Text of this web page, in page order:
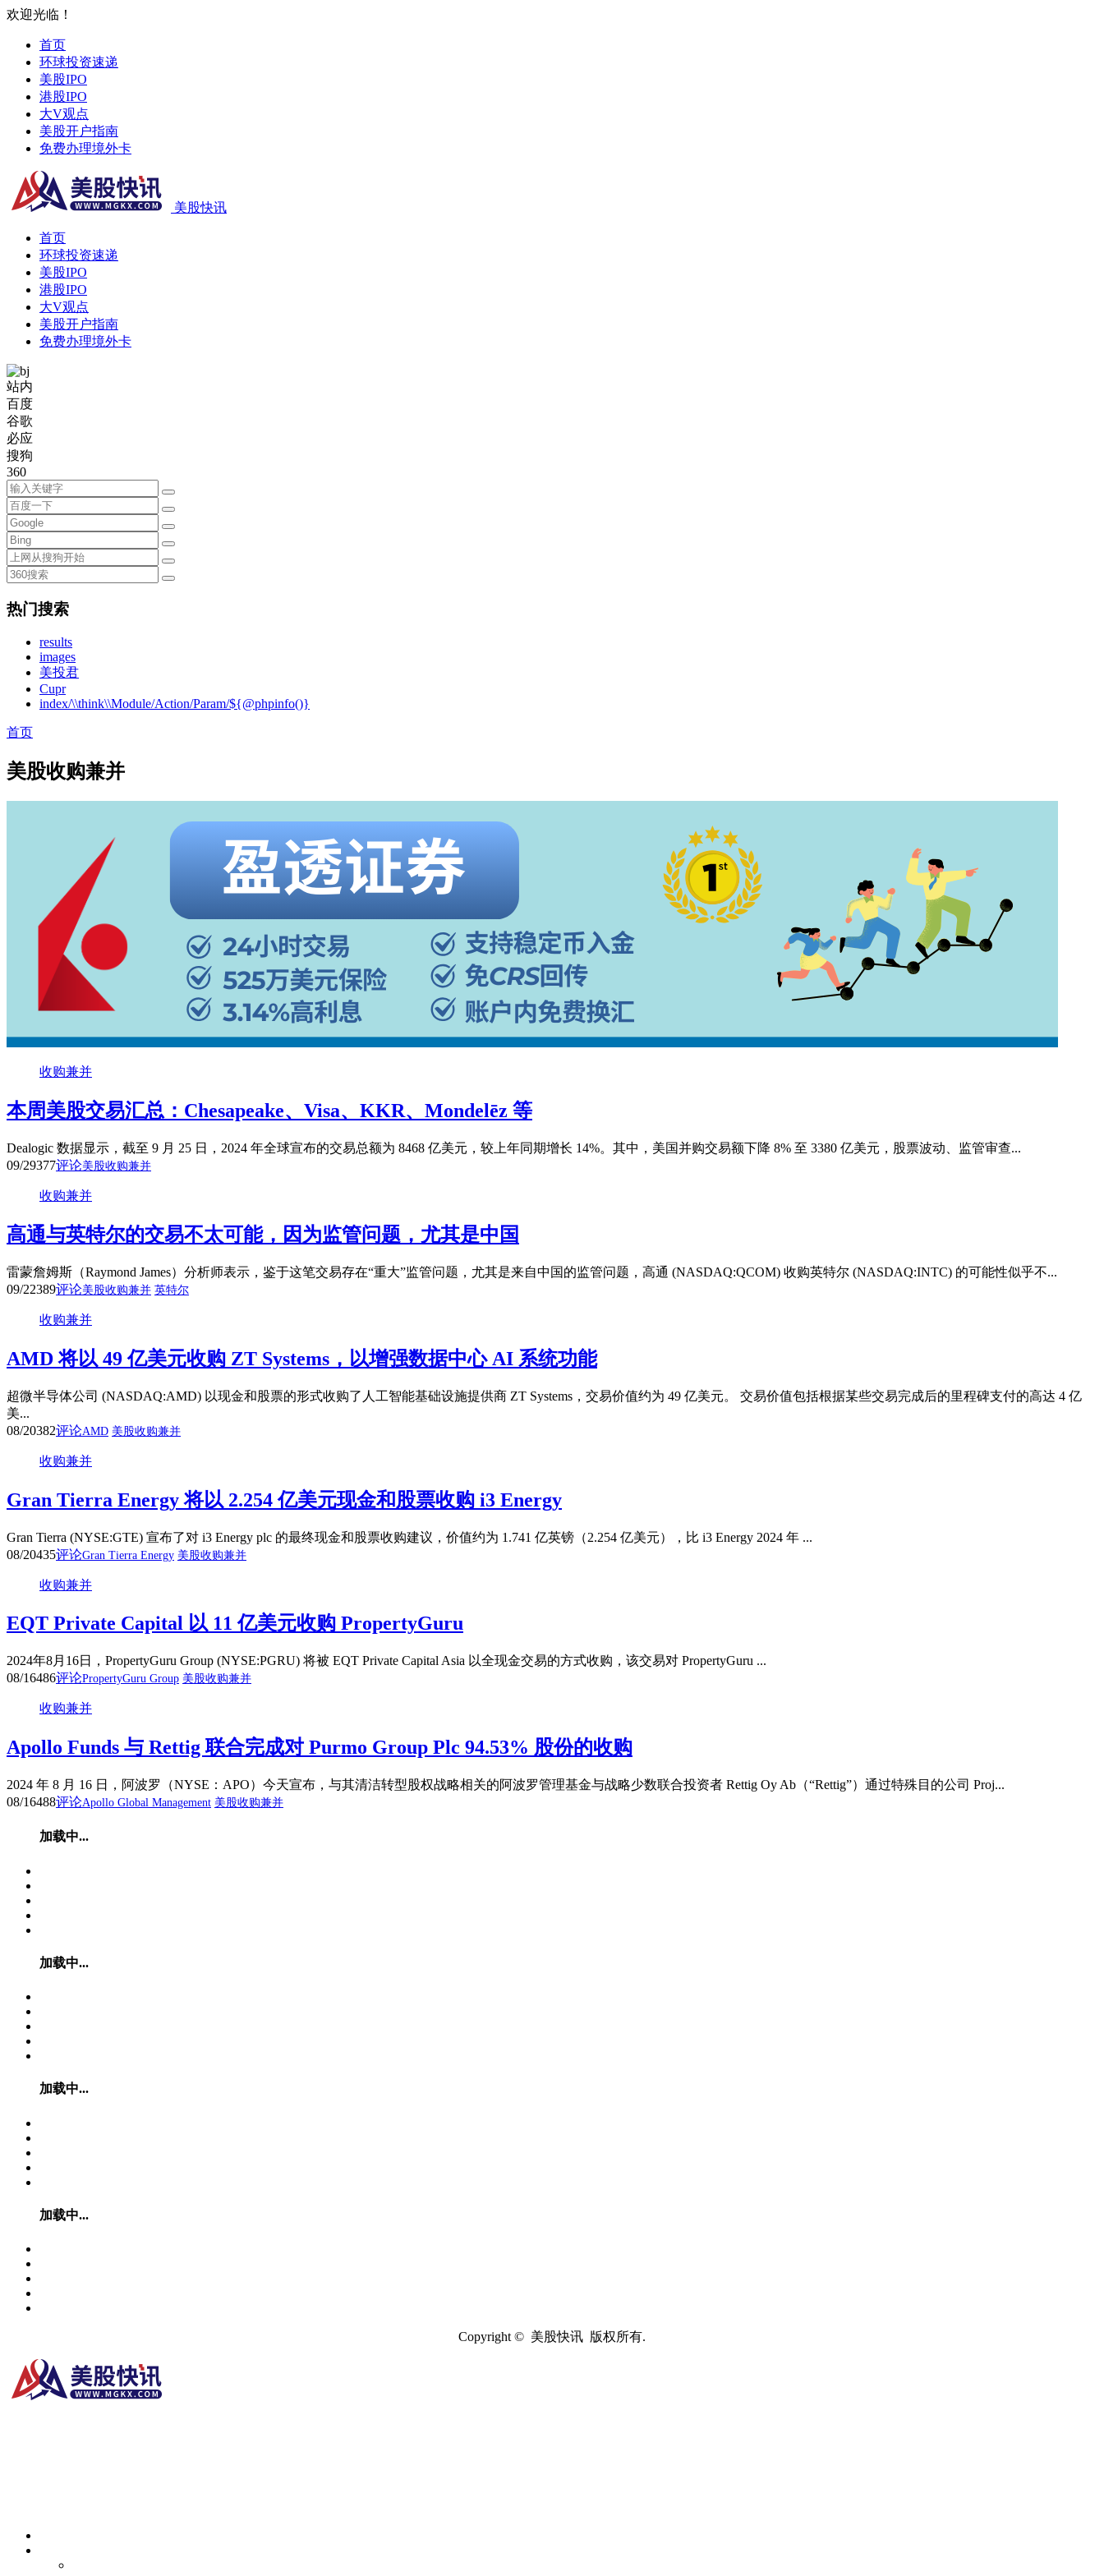
欢迎光临！
首页
环球投资速递
美股IPO
港股IPO
大V观点
美股开户指南
免费办理境外卡
美股快讯
首页
环球投资速递
美股IPO
港股IPO
大V观点
美股开户指南
免费办理境外卡
站内
百度
谷歌
必应
搜狗
360
热门搜索
results
images
美投君
Cupr
index/\\think\\Module/Action/Param/${@phpinfo()}
首页
美股收购兼并
收购兼并
本周美股交易汇总：Chesapeake、Visa、KKR、Mondelēz 等
Dealogic 数据显示，截至 9 月 25 日，2024 年全球宣布的交易总额为 8468 亿美元，较上年同期增长 14%。其中，美国并购交易额下降 8% 至 3380 亿美元，股票波动、监管审查...
09/29377评论美股收购兼并
收购兼并
高通与英特尔的交易不太可能，因为监管问题，尤其是中国
雷蒙詹姆斯（Raymond James）分析师表示，鉴于这笔交易存在“重大”监管问题，尤其是来自中国的监管问题，高通 (NASDAQ:QCOM) 收购英特尔 (NASDAQ:INTC) 的可能性似乎不...
09/22389评论美股收购兼并 英特尔
收购兼并
AMD 将以 49 亿美元收购 ZT Systems，以增强数据中心 AI 系统功能
超微半导体公司 (NASDAQ:AMD) 以现金和股票的形式收购了人工智能基础设施提供商 ZT Systems，交易价值约为 49 亿美元。 交易价值包括根据某些交易完成后的里程碑支付的高达 4 亿
美...
08/20382评论AMD 美股收购兼并
收购兼并
Gran Tierra Energy 将以 2.254 亿美元现金和股票收购 i3 Energy
Gran Tierra (NYSE:GTE) 宣布了对 i3 Energy plc 的最终现金和股票收购建议，价值约为 1.741 亿英镑（2.254 亿美元），比 i3 Energy 2024 年 ...
08/20435评论Gran Tierra Energy 美股收购兼并
收购兼并
EQT Private Capital 以 11 亿美元收购 PropertyGuru
2024年8月16日，PropertyGuru Group (NYSE:PGRU) 将被 EQT Private Capital Asia 以全现金交易的方式收购，该交易对 PropertyGuru ...
08/16486评论PropertyGuru Group 美股收购兼并
收购兼并
Apollo Funds 与 Rettig 联合完成对 Purmo Group Plc 94.53% 股份的收购
2024 年 8 月 16 日，阿波罗（NYSE：APO）今天宣布，与其清洁转型股权战略相关的阿波罗管理基金与战略少数联合投资者 Rettig Oy Ab（“Rettig”）通过特殊目的公司 Proj...
08/16488评论Apollo Global Management 美股收购兼并
加载中...
加载中...
加载中...
加载中...
Copyright © 美股快讯 版权所有.